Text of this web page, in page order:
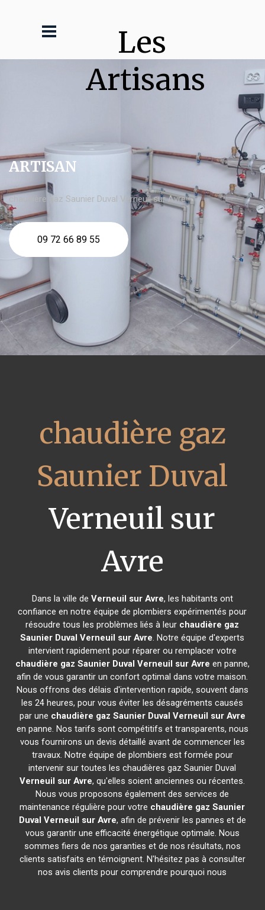
Les
Artisans
ARTISAN
chaudière gaz Saunier Duval Verneuil sur Avre
09 72 66 89 55
chaudière gaz
Saunier Duval
Verneuil sur
Avre
Dans la ville de Verneuil sur Avre, les habitants ont
confiance en notre équipe de plombiers expérimentés pour
résoudre tous les problèmes liés à leur chaudière gaz
Saunier Duval Verneuil sur Avre. Notre équipe d'experts
intervient rapidement pour réparer ou remplacer votre
chaudière gaz Saunier Duval Verneuil sur Avre en panne,
afin de vous garantir un confort optimal dans votre maison.
Nous offrons des délais d'intervention rapide, souvent dans
les 24 heures, pour vous éviter les désagréments causés
par une chaudière gaz Saunier Duval Verneuil sur Avre
en panne. Nos tarifs sont compétitifs et transparents, nous
vous fournirons un devis détaillé avant de commencer les
travaux. Notre équipe de plombiers est formée pour
intervenir sur toutes les chaudières gaz Saunier Duval
Verneuil sur Avre, qu'elles soient anciennes ou récentes.
Nous vous proposons également des services de
maintenance régulière pour votre chaudière gaz Saunier
Duval Verneuil sur Avre, afin de prévenir les pannes et de
vous garantir une efficacité énergétique optimale. Nous
sommes fiers de nos garanties et de nos résultats, nos
clients satisfaits en témoignent. N'hésitez pas à consulter
nos avis clients pour comprendre pourquoi nous